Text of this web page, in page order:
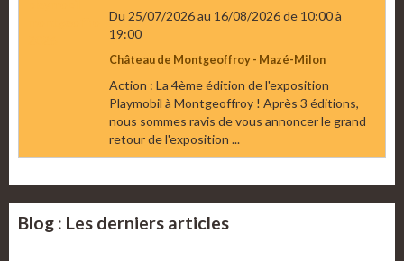
Du 25/07/2026au 16/08/2026de 10:00à
19:00
Château de Montgeoffroy - Mazé-Milon
Action : La 4ème édition de l'exposition
Playmobil à Montgeoffroy ! Après 3 éditions,
nous sommes ravis de vous annoncer le grand
retour de l'exposition ...
Blog : Les derniers articles